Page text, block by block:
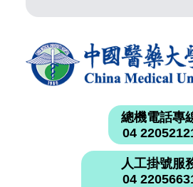
總機電話專
04
人工掛號服
04